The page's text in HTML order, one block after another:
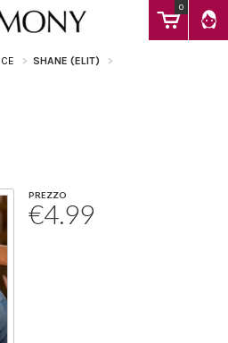
0
SHANE (ELIT)
PREZZO
€4.99